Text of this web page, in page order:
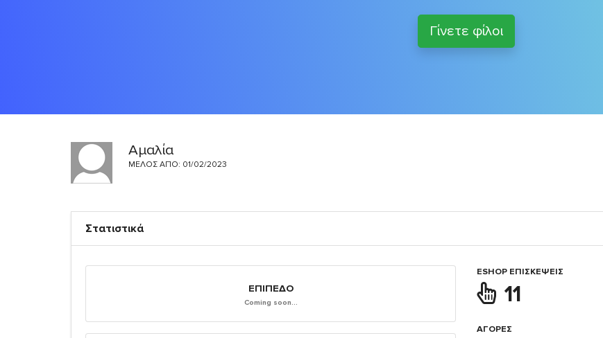
Γίνετε φίλοι
Αμαλία
ΜΈΛΟΣ ΑΠΌ: 01/02/2023
Στατιστικά
ΕΠΊΠΕΔΟ
Coming soon...
ESHOP ΕΠΙΣΚΈΨΕΙΣ
11
ΑΓΟΡΈΣ